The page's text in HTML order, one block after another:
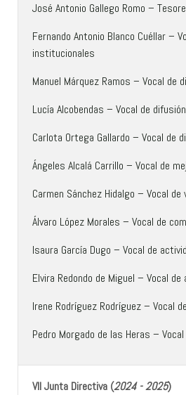
José Antonio Gallego Romo –
Fernando Antonio Blanco Cuéllar –
institucionales
Manuel Márquez Ramos – Vocal de
Lucía Alcobendas – Vocal de difusión
Carlota Ortega Gallardo – Vocal de
Ángeles Alcalá Carrillo – Vocal de
Carmen Sánchez Hidalgo – Vocal de
Álvaro López Morales – Vocal de
Isaura García Dugo – Vocal de
Elvira Redondo de Miguel – Vocal
Irene Rodríguez Rodríguez – Vocal
Pedro Morgado de las Heras –
VII Junta Directiva (2024 - 2025)